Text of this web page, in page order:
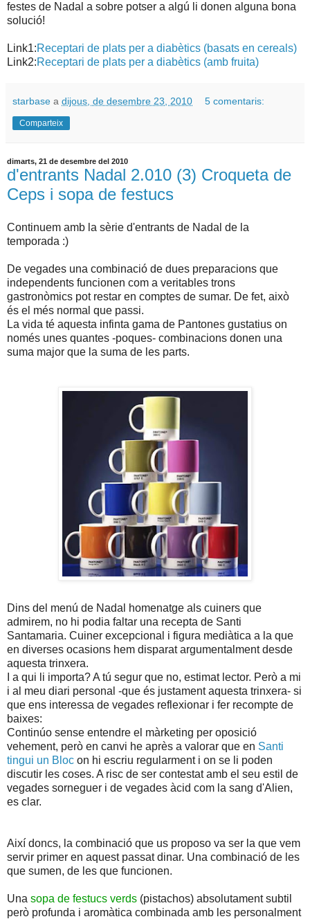
festes de Nadal a sobre potser a algú li donen alguna bona
solució!
Link1:Receptari de plats per a diabètics (basats en cereals)
Link2:Receptari de plats per a diabètics (amb fruita)
starbase a dijous, de desembre 23, 2010 5 comentaris:
Comparteix
dimarts, 21 de desembre del 2010
d'entrants Nadal 2.010 (3) Croqueta de
Ceps i sopa de festucs
Continuem amb la sèrie d'entrants de Nadal de la
temporada :)
De vegades una combinació de dues preparacions que
independents funcionen com a veritables trons
gastronòmics pot restar en comptes de sumar. De fet, això
és el més normal que passi.
La vida té aquesta infinta gama de Pantones gustatius on
només unes quantes -poques- combinacions donen una
suma major que la suma de les parts.
Dins del menú de Nadal homenatge als cuiners que
admirem, no hi podia faltar una recepta de Santi
Santamaria. Cuiner excepcional i figura mediàtica a la que
en diverses ocasions hem disparat argumentalment desde
aquesta trinxera.
I a qui li importa? A tú segur que no, estimat lector. Però a mi
i al meu diari personal -que és justament aquesta trinxera- si
que ens interessa de vegades reflexionar i fer recompte de
baixes:
Continúo sense entendre el màrketing per oposició
vehement, però en canvi he après a valorar que en Santi
tingui un Bloc on hi escriu regularment i on se li poden
discutir les coses. A risc de ser contestat amb el seu estil de
vegades sorneguer i de vegades àcid com la sang d'Alien,
es clar.
Així doncs, la combinació que us proposo va ser la que vem
servir primer en aquest passat dinar. Una combinació de les
que sumen, de les que funcionen.
Una sopa de festucs verds (pistachos) absolutament subtil
però profunda i aromàtica combinada amb les personalment